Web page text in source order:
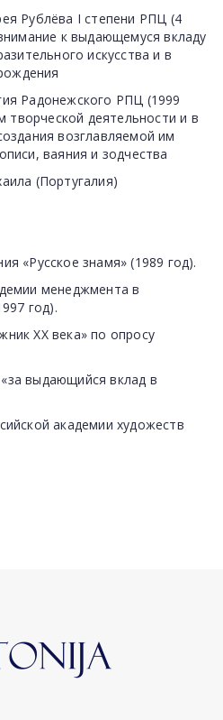
Рублёва I степени РПЦ (4
к выдающемуся вкладу
искусства и в
Радонежского РПЦ (1999
творческой деятельности и в
возглавляемой им
ваяния и зодчества
(Португалия)
«Русское знамя» (1989 год).
менеджмента в
год).
XX века» по опросу
выдающийся вклад в
академии художеств